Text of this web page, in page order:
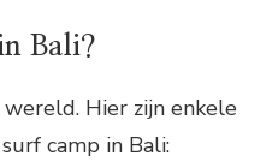
Bali?
Hier zijn enkele
camp in Bali: